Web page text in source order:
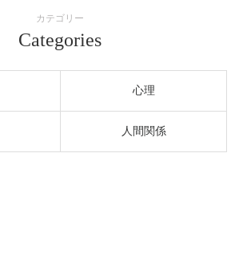
カテゴリー
Categories
心理
人間関係